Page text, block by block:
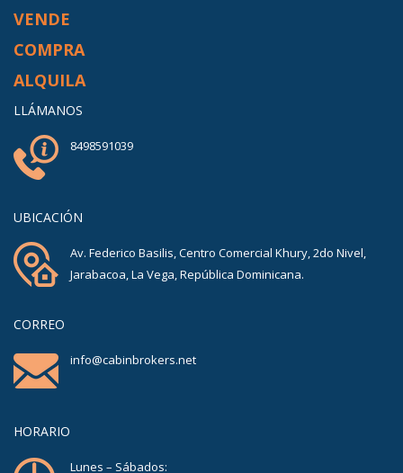
VENDE
COMPRA
ALQUILA
LLÁMANOS
8498591039
UBICACIÓN
Av. Federico Basilis, Centro Comercial Khury, 2do Nivel,
Jarabacoa, La Vega, República Dominicana.
CORREO
info@cabinbrokers.net
HORARIO
Lunes – Sábados: